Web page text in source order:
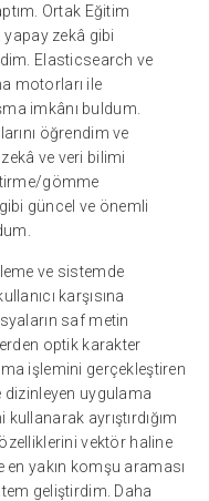
Ortak Eğitim
zekâ gibi
Elasticsearch ve
motorları ile
imkânı buldum.
öğrendim ve
ve veri bilimi
gömme
güncel ve önemli
ve sistemde
karşısına
saf metin
optik karakter
işlemini gerçekleştiren
dizinleyen uygulama
ayrıştırdığım
vektör haline
en yakın komşu araması
geliştirdim. Daha